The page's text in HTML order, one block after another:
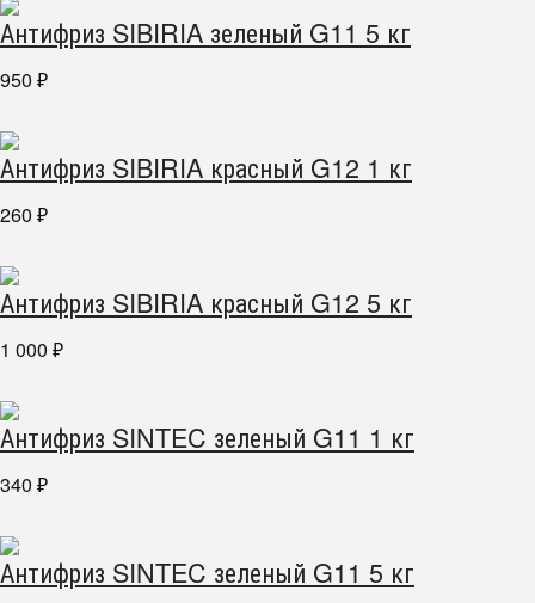
Антифриз SIBIRIA зеленый G11 5 кг
950 ₽
Антифриз SIBIRIA красный G12 1 кг
260 ₽
Антифриз SIBIRIA красный G12 5 кг
1 000 ₽
Антифриз SINTEC зеленый G11 1 кг
340 ₽
Антифриз SINTEC зеленый G11 5 кг